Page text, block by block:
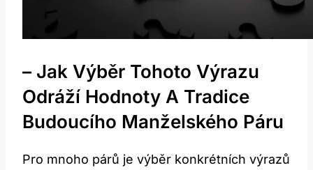
– Jak Výběr Tohoto Výrazu
Odráží Hodnoty A Tradice
Budoucího Manželského Páru
Pro mnoho párů je výběr konkrétních výrazů